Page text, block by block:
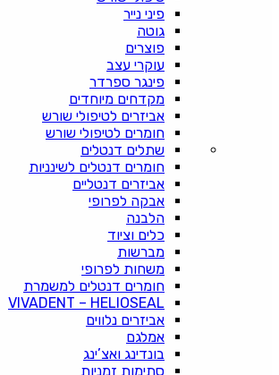
פיני נייר
גוטה
פוצרים
עוקרי עצב
פינגר ספרדר
מקדחים מיוחדים
אביזרים לטיפולי שורש
חומרים לטיפולי שורש
שתלים דנטלים
חומרים דנטלים לשינניות
אביזרים דנטליים
אבקה לפרופי
הלבנה
כלים וציוד
מברשות
משחות לפרופי
חומרים דנטלים למשמרת
VIVADENT – HELIOSEAL
אביזרים נלווים
אמלגם
בונדינג ואצ’ינג
סתימות זמניות